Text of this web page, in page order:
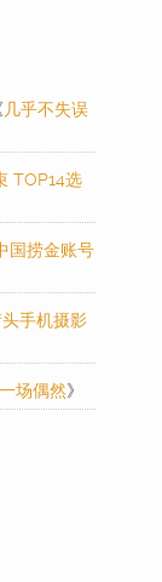
几乎不失误
TOP14选
国捞金账号
手机摄影
场偶然》